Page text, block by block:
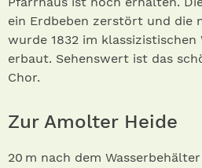
ein Erdbeben zerstört und die
wurde 1832 im klassizistischen
erbaut. Sehenswert ist das
Chor.
Zur Amolter Heide
20 m nach dem